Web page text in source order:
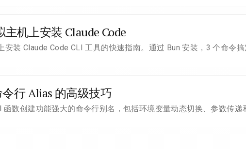
机上安装 Claude Code
装 Claude Code CLI 工具的快速指南。通过 Bun 安装，3 个命令搞
行 Alias 的高级技巧
数创建功能强大的命令行别名，包括环境变量动态切换、参数传递